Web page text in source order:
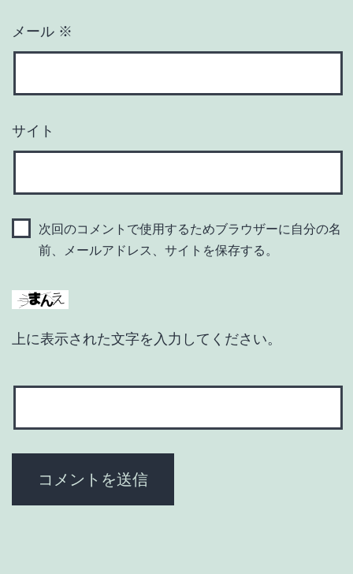
メール ※
サイト
次回のコメントで使用するためブラウザーに自分の名
前、メールアドレス、サイトを保存する。
上に表示された文字を入力してください。